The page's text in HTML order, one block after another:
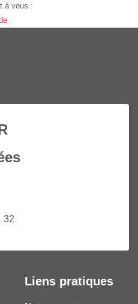
à vous :
32
Liens pratiques